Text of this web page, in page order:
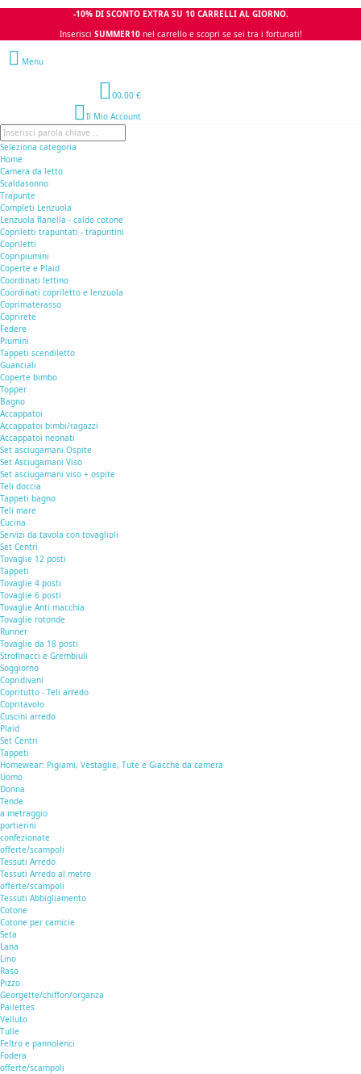
-10% DI SCONTO EXTRA SU 10 CARRELLI AL GIORNO.
Inserisci SUMMER10 nel carrello e scopri se sei tra i fortunati!
Menu
00,00 €
Il Mio Account
Seleziona categoria
Home
Camera da letto
Scaldasonno
Trapunte
Completi Lenzuola
Lenzuola flanella - caldo cotone
Copriletti trapuntati - trapuntini
Copriletti
Copripiumini
Coperte e Plaid
Coordinati lettino
Coordinati copriletto e lenzuola
Coprimaterasso
Coprirete
Federe
Piumini
Tappeti scendiletto
Guanciali
Coperte bimbo
Topper
Bagno
Accappatoi
Accappatoi bimbi/ragazzi
Accappatoi neonati
Set asciugamani Ospite
Set Asciugamani Viso
Set asciugamani viso + ospite
Teli doccia
Tappeti bagno
Teli mare
Cucina
Servizi da tavola con tovaglioli
Set Centri
Tovaglie 12 posti
Tappeti
Tovaglie 4 posti
Tovaglie 6 posti
Tovaglie Anti macchia
Tovaglie rotonde
Runner
Tovaglie da 18 posti
Strofinacci e Grembiuli
Soggiorno
Copridivani
Copritutto - Teli arredo
Copritavolo
Cuscini arredo
Plaid
Set Centri
Tappeti
Homewear: Pigiami, Vestaglie, Tute e Giacche da camera
Uomo
Donna
Tende
a metraggio
portierini
confezionate
offerte/scampoli
Tessuti Arredo
Tessuti Arredo al metro
offerte/scampoli
Tessuti Abbigliamento
Cotone
Cotone per camicie
Seta
Lana
Lino
Raso
Pizzo
Georgette/chiffon/organza
Pailettes
Velluto
Tulle
Feltro e pannolenci
Fodera
offerte/scampoli